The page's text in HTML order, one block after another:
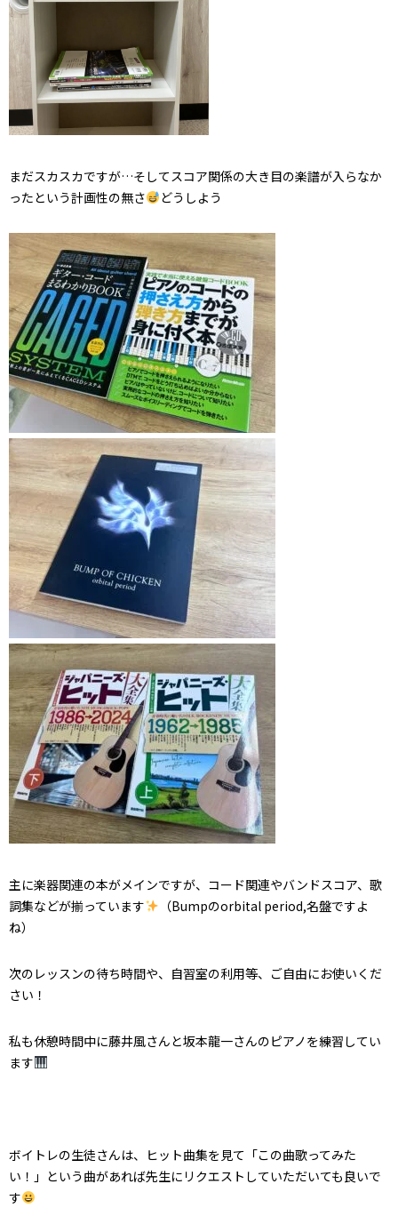
まだスカスカですが…そしてスコア関係の大き目の楽譜が入らなか
ったという計画性の無さ
どうしよう
主に楽器関連の本がメインですが、コード関連やバンドスコア、歌
詞集などが揃っています
（Bumpのorbital period,名盤ですよ
ね）
次のレッスンの待ち時間や、自習室の利用等、ご自由にお使いくだ
さい！
私も休憩時間中に藤井風さんと坂本龍一さんのピアノを練習してい
ます
ボイトレの生徒さんは、ヒット曲集を見て「この曲歌ってみた
い！」という曲があれば先生にリクエストしていただいても良いで
す